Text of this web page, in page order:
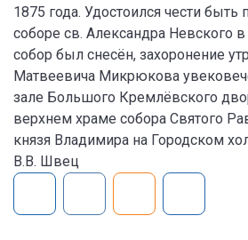
1875 года. Удостоился чести
соборе св. Александра Невского
собор был снесён, захоронение
Матвеевича Микрюкова
зале Большого Кремлёвского
верхнем храме собора Святого
князя Владимира на Городском
В.В. Швец